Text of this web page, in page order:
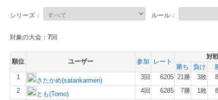
シリーズ： ルール：
対象の大会： 7回
順位 ユーザー 参加 レート
対
勝ち
負け
1
さたかめ(satankarmen) 3回 6205 21勝 3敗
2
とも(Tomo) 4回 6285 7勝 1敗